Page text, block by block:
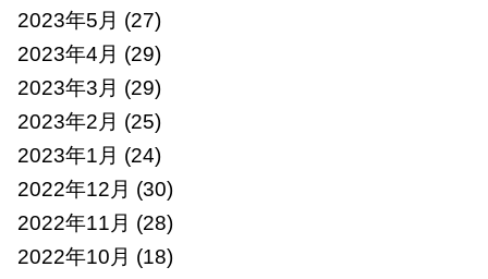
2023年5月 (27)
2023年4月 (29)
2023年3月 (29)
2023年2月 (25)
2023年1月 (24)
2022年12月 (30)
2022年11月 (28)
2022年10月 (18)